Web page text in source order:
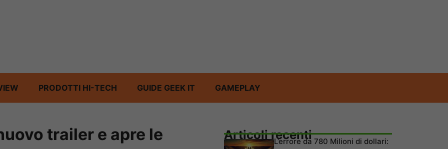
PRODOTTI HI-TECH GUIDE GEEK IT GAMEPLAY
trailer e apre le
Articoli recentiL’errore da 780 Milioni di dollari: